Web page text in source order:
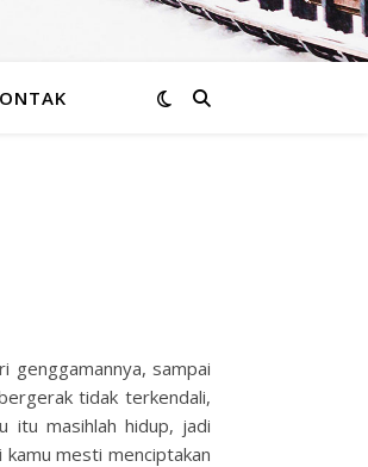
genggamannya, sampai
tidak terkendali,
itu masihlah hidup, jadi
mesti menciptakan